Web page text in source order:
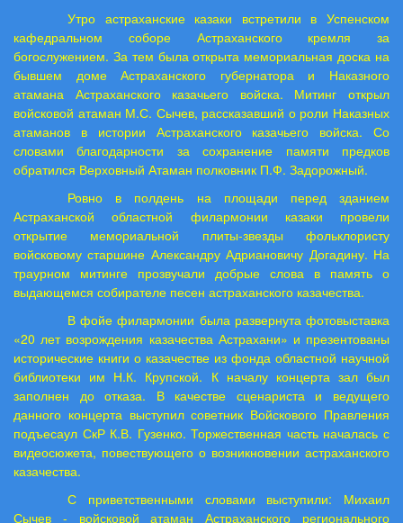
Утро астраханские казаки встретили в Успенском
кафедральном соборе Астраханского кремля за
богослужением. За тем была открыта мемориальная доска на
бывшем доме Астраханского губернатора и Наказного
атамана Астраханского казачьего войска. Митинг открыл
войсковой атаман М.С. Сычев, рассказавший о роли Наказных
атаманов в истории Астраханского казачьего войска. Со
словами благодарности за сохранение памяти предков
обратился Верховный Атаман полковник П.Ф. Задорожный.
Ровно в полдень на площади перед зданием
Астраханской областной филармонии казаки провели
открытие мемориальной плиты-звезды фольклористу
войсковому старшине Александру Адриановичу Догадину. На
траурном митинге прозвучали добрые слова в память о
выдающемся собирателе песен астраханского казачества.
В фойе филармонии была развернута фотовыставка
«20 лет возрождения казачества Астрахани» и презентованы
исторические книги о казачестве из фонда областной научной
библиотеки им Н.К. Крупской. К началу концерта зал был
заполнен до отказа. В качестве сценариста и ведущего
данного концерта выступил советник Войскового Правления
подъесаул СкР К.В. Гузенко. Торжественная часть началась с
видеосюжета, повествующего о возникновении астраханского
казачества.
С приветственными словами выступили: Михаил
Сычев - войсковой атаман Астраханского регионального